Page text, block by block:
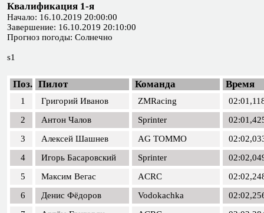
Квалификация 1-я
Начало: 16.10.2019 20:00:00
Завершение: 16.10.2019 20:10:00
Прогноз погоды: Солнечно
s1
Поз. Пилот Команда Время
1 Григорий Иванов ZMRacing
2
Антон Чалов Sprinter
3
Алексей Шашнев AG TOMMO
4
Игорь Басаровский Sprinter
5
Максим Вегас ACRC
6
Денис Фёдоров Vodokachka